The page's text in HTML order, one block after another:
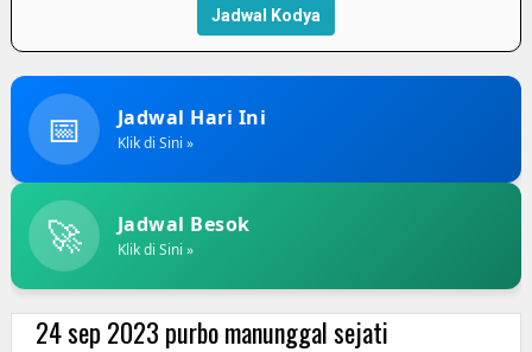
Jadwal Kodya
📅 Jadwal Hari Ini
Klik di Sini »
🚀 Jadwal Besok
Klik di Sini »
24 sep 2023 purbo manunggal sejati